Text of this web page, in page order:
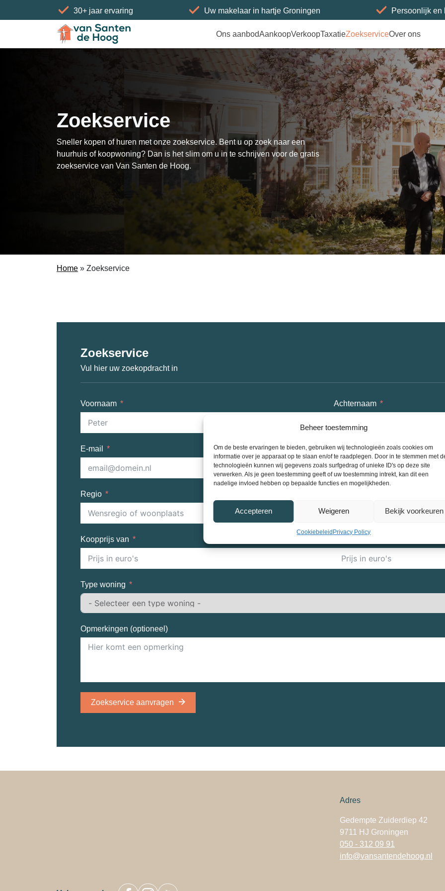
Beheer toestemming
Om de beste ervaringen te bieden, gebruiken wij technologieën zoals cookies om
informatie over je apparaat op te slaan en/of te raadplegen. Door in te stemmen met
technologieën kunnen wij gegevens zoals surfgedrag of unieke ID's op deze site
verwerken. Als je geen toestemming geeft of uw toestemming intrekt, kan dit een
nadelige invloed hebben op bepaalde functies en mogelijkheden.
Accepteren Weigeren Bekijk voorkeuren
CookiebeleidPrivacy Policy
30+ jaar ervaring Uw makelaar in hartje Groningen Persoonlijk en
Ons aanbodAankoopVerkoopTaxatieZoekserviceOver ons
Zoekservice
Sneller kopen of huren met onze zoekservice. Bent u op zoek naar een
huurhuis of koopwoning? Dan is het slim om u in te schrijven voor de gratis
zoekservice van Van Santen de Hoog.
Home » Zoekservice
Zoekservice
Vul hier uw zoekopdracht in
Voornaam Achternaam
E-mail Telefoonnummer
Regio
Koopprijs van
Type woning
Opmerkingen (optioneel)
Zoekservice aanvragen
Adres
Gedempte Zuiderdiep 42
9711 HJ Groningen
050 - 312 09 91
info@vansantendehoog.nl